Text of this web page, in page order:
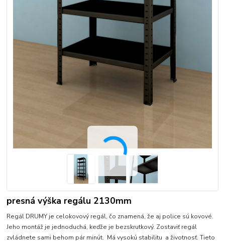
presná výška regálu 2130mm
Regál DRUMY je celokovový regál, čo znamená, že aj police sú kovové.
Jeho montáž je jednoduchá, keďže je bezskrutkový. Zostaviť regál
zvládnete sami behom pár minút. Má vysokú stabilitu a životnosť. Tieto